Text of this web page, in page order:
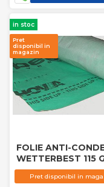
in stoc
Pret
disponibil in
magazin
FOLIE ANTI-
WETTERBEST 115
Pret disponibil in